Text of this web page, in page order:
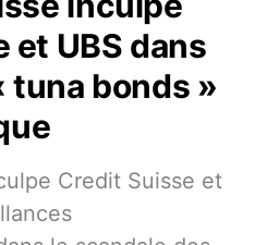
et UBS dans
tuna bonds »
Credit Suisse et